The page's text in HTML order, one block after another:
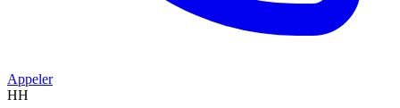
Appeler
HH